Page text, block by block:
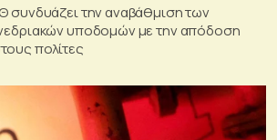
συνδυάζει την αναβάθμιση των
υποδομών με την απόδοση
πολίτες